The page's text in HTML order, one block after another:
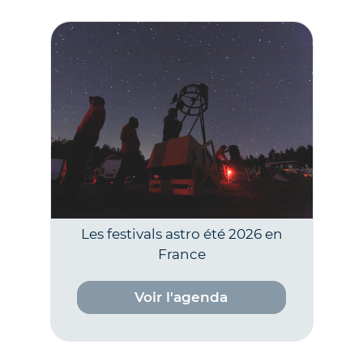
Les festivals astro été 2026 en
France
Voir l'agenda